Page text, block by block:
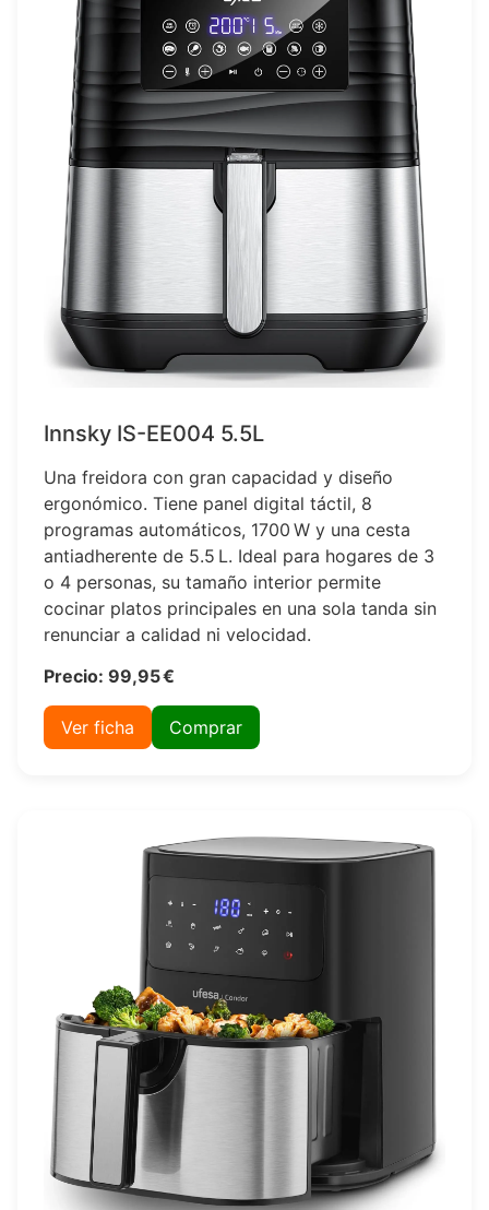
Innsky IS-EE004 5.5L
Una freidora con gran capacidad y diseño
ergonómico. Tiene panel digital táctil, 8
programas automáticos, 1700 W y una cesta
antiadherente de 5.5 L. Ideal para hogares de 3
o 4 personas, su tamaño interior permite
cocinar platos principales en una sola tanda sin
renunciar a calidad ni velocidad.
Precio: 99,95 €
Ver ficha Comprar